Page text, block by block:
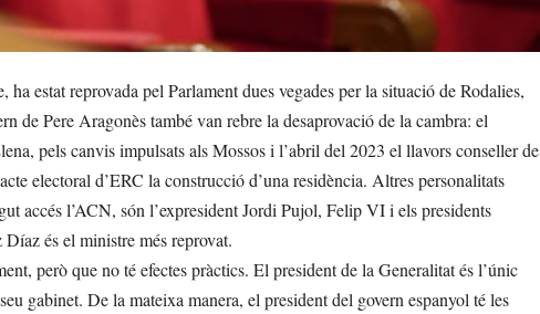
estat reprovada pel Parlament dues vegades per la situació de Rodalies,
de Pere Aragonès també van rebre la desaprovació de la cambra: el
pels canvis impulsats als Mossos i l’abril del 2023 el llavors conseller de
electoral d’ERC la construcció d’una residència. Altres personalitats
accés l’ACN, són l’expresident Jordi Pujol, Felip VI i els presidents
és el ministre més reprovat.
però que no té efectes pràctics. El president de la Generalitat és l’únic
gabinet. De la mateixa manera, el president del govern espanyol té les